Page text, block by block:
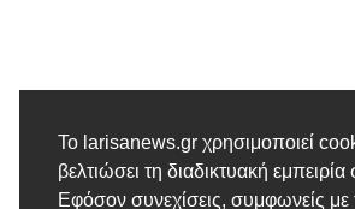
Το larisanews.gr χρησιμοποιεί
βελτιώσει τη διαδικτυακή εμπειρία
Εφόσον συνεχίσεις, συμφωνείς με
Προηγούμενο
Μάξιμος : Όχι
διαλόγου